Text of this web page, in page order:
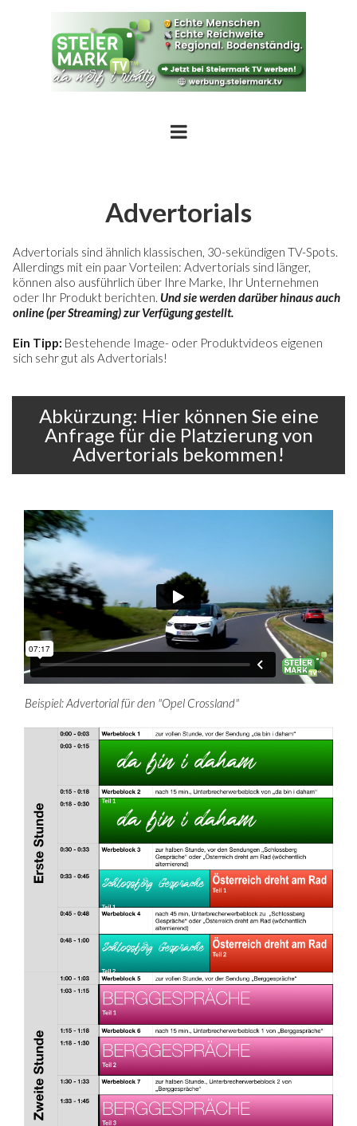
Advertorials
Advertorials sind ähnlich klassischen, 30-sekündigen TV-Spots.
Allerdings mit ein paar Vorteilen: Advertorials sind länger,
können also ausführlich über Ihre Marke, Ihr Unternehmen
oder Ihr Produkt berichten. Und sie werden darüber hinaus auch
online (per Streaming) zur Verfügung gestellt.
Ein Tipp: Bestehende Image- oder Produktvideos eigenen
sich sehr gut als Advertorials!
Abkürzung: Hier können Sie eine
Anfrage für die Platzierung von
Advertorials bekommen!
Beispiel: Advertorial für den "Opel Crossland"